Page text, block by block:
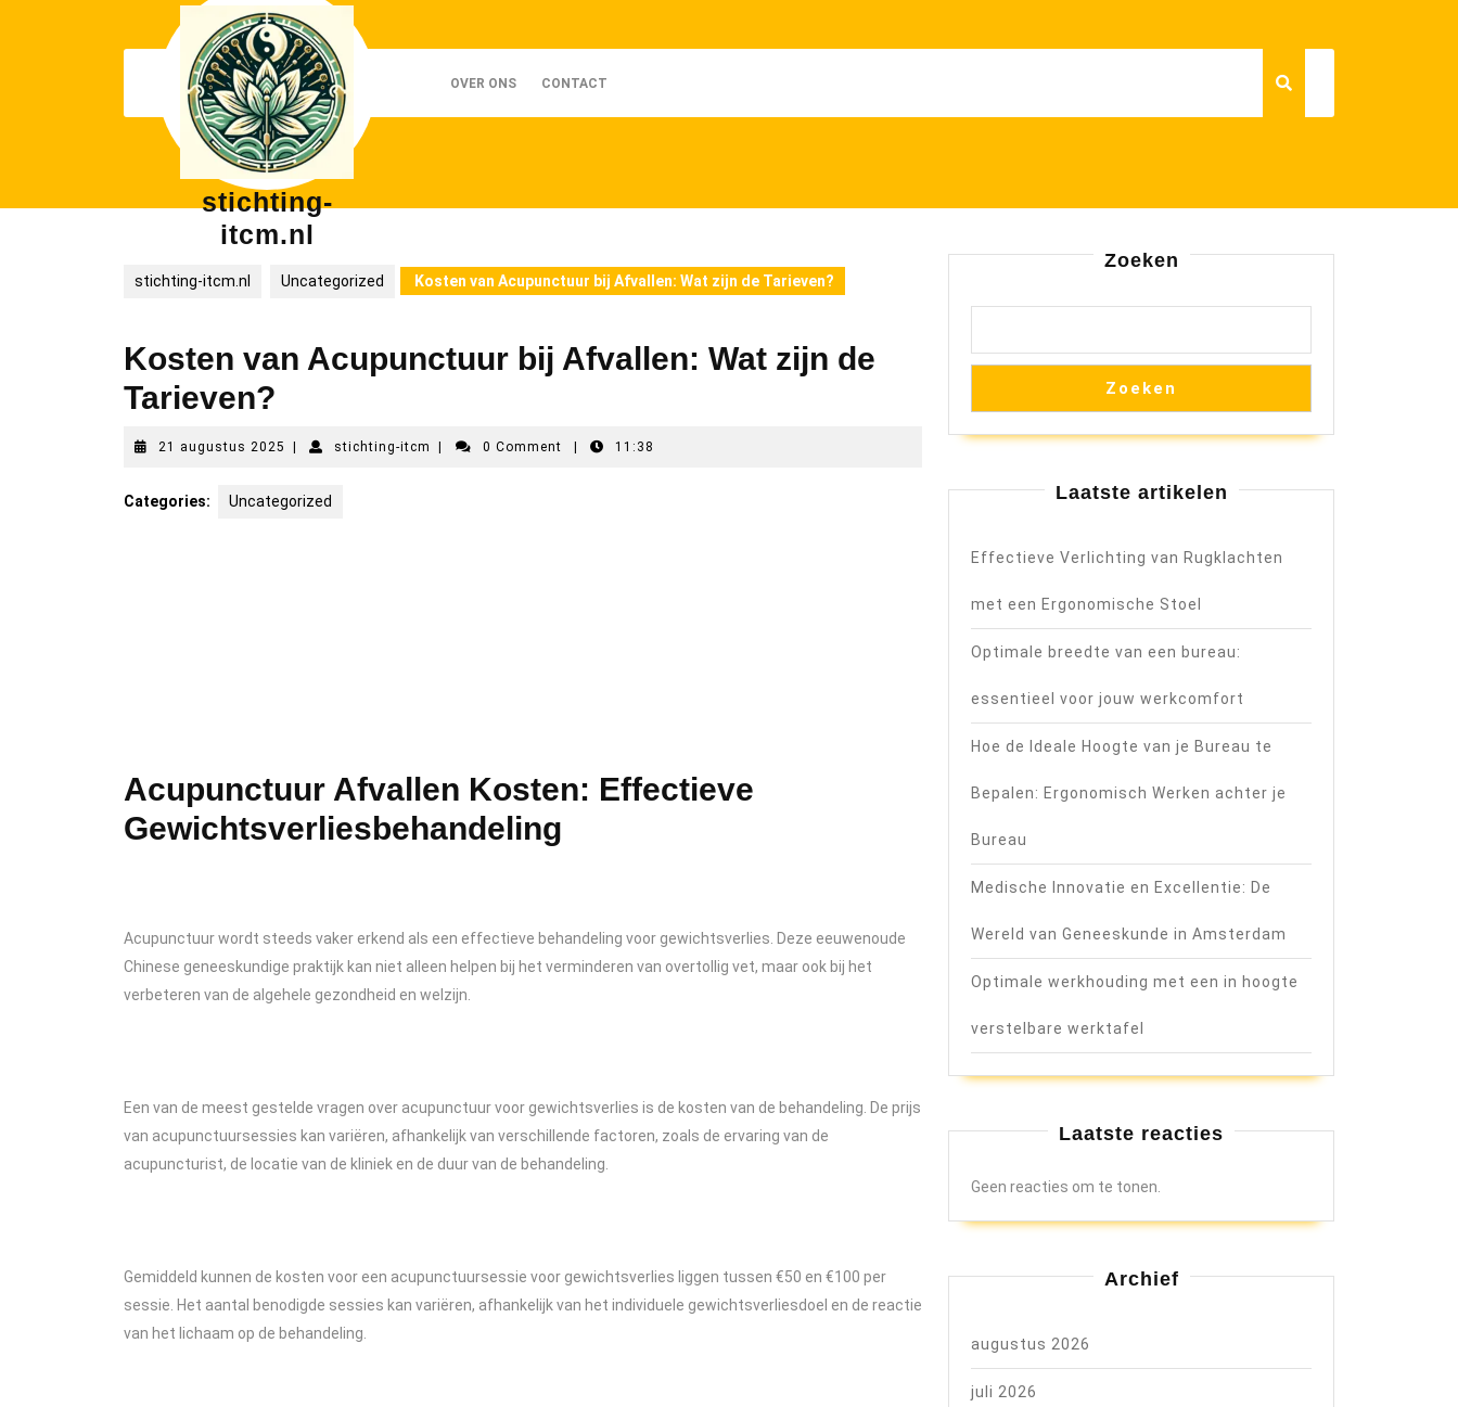
stichting-
itcm.nl
OVER ONS CONTACT
stichting-itcm.nl Uncategorized Kosten van Acupunctuur bij Afvallen: Wat zijn de Tarieven?
Kosten van Acupunctuur bij Afvallen: Wat zijn de
Tarieven?
21 augustus 2025 21
stichting-itcm stichting-0 Comment 11:38
Categories: Uncategorized
Acupunctuur Afvallen Kosten: Effectieve
Gewichtsverliesbehandeling
Acupunctuur wordt steeds vaker erkend als een effectieve behandeling voor gewichtsverlies. Deze eeuwenoude
Chinese geneeskundige praktijk kan niet alleen helpen bij het verminderen van overtollig vet, maar ook bij het
verbeteren van de algehele gezondheid en welzijn.
Een van de meest gestelde vragen over acupunctuur voor gewichtsverlies is de kosten van de behandeling. De prijs
van acupunctuursessies kan variëren, afhankelijk van verschillende factoren, zoals de ervaring van de
acupuncturist, de locatie van de kliniek en de duur van de behandeling.
Gemiddeld kunnen de kosten voor een acupunctuursessie voor gewichtsverlies liggen tussen €50 en €100 per
sessie. Het aantal benodigde sessies kan variëren, afhankelijk van het individuele gewichtsverliesdoel en de reactie
van het lichaam op de behandeling.
Zoeken
Zoeken
Laatste artikelen
Effectieve Verlichting van Rugklachten
met een Ergonomische Stoel
Optimale breedte van een bureau:
essentieel voor jouw werkcomfort
Hoe de Ideale Hoogte van je Bureau te
Bepalen: Ergonomisch Werken achter je
Bureau
Medische Innovatie en Excellentie: De
Wereld van Geneeskunde in Amsterdam
Optimale werkhouding met een in hoogte
verstelbare werktafel
Laatste reacties
Geen reacties om te tonen.
Archief
augustus 2026
juli 2026